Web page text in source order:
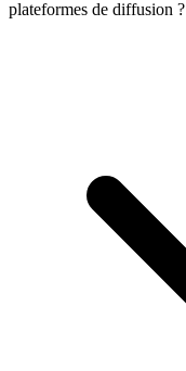
plateformes de diffusion ?